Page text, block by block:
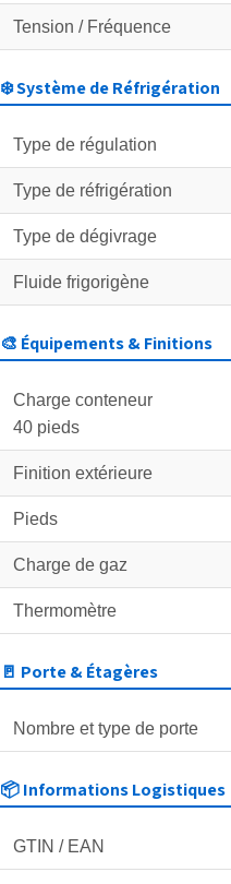
Tension / Fréquence
❄️ Système de Réfrigération
Type de régulation
Type de réfrigération
Type de dégivrage
Fluide frigorigène
🎨 Équipements & Finitions
Charge conteneur
40 pieds
Finition extérieure
Pieds
Charge de gaz
Thermomètre
🚪 Porte & Étagères
Nombre et type de porte
📦 Informations Logistiques
GTIN / EAN